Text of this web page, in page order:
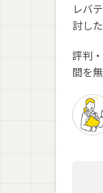
レバ
討し
評判
間を